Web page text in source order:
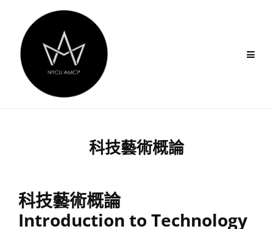
content
科技藝術概論
科技藝術概論
Introduction to Technology